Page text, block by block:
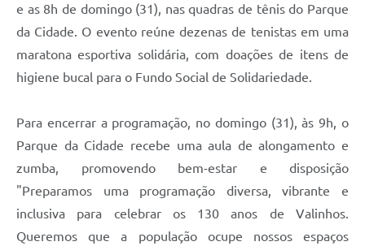
e as 8h de domingo (31), nas quadras de tênis do Parque
da Cidade. O evento reúne dezenas de tenistas em uma
maratona esportiva solidária, com doações de itens de
higiene bucal para o Fundo Social de Solidariedade.
Para encerrar a programação, no domingo (31), às 9h, o
Parque da Cidade recebe uma aula de alongamento e
zumba, promovendo bem-estar e disposição
"Preparamos uma programação diversa, vibrante e
inclusiva para celebrar os 130 anos de Valinhos.
Queremos que a população ocupe nossos espaços